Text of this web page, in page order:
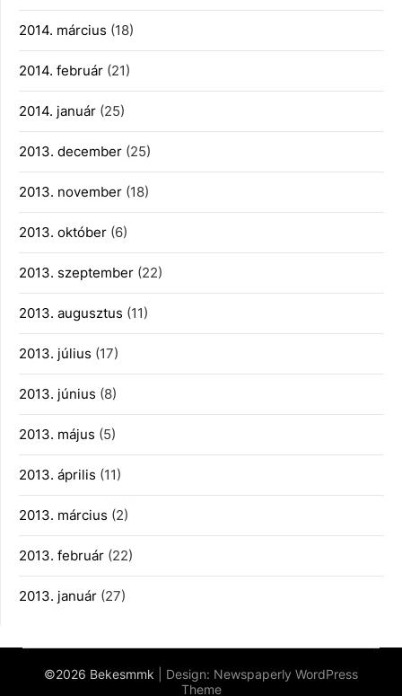
2014. március (18)
2014. február (21)
2014. január (25)
2013. december (25)
2013. november (18)
2013. október (6)
2013. szeptember (22)
2013. augusztus (11)
2013. július (17)
2013. június (8)
2013. május (5)
2013. április (11)
2013. március (2)
2013. február (22)
2013. január (27)
©2026 Bekesmmk | Design: Newspaperly WordPress
Theme